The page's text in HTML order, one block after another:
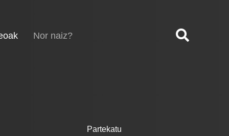
(current)
Nor naiz?
Partekatu